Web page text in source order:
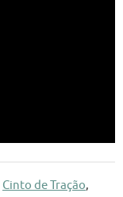
Cinto de Tração,